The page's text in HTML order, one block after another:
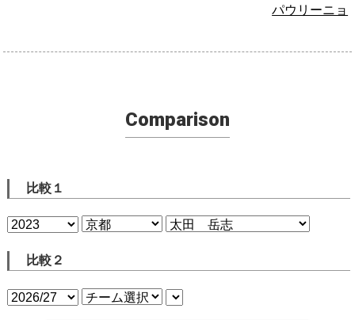
パウリーニョ
Comparison
比較１
比較２